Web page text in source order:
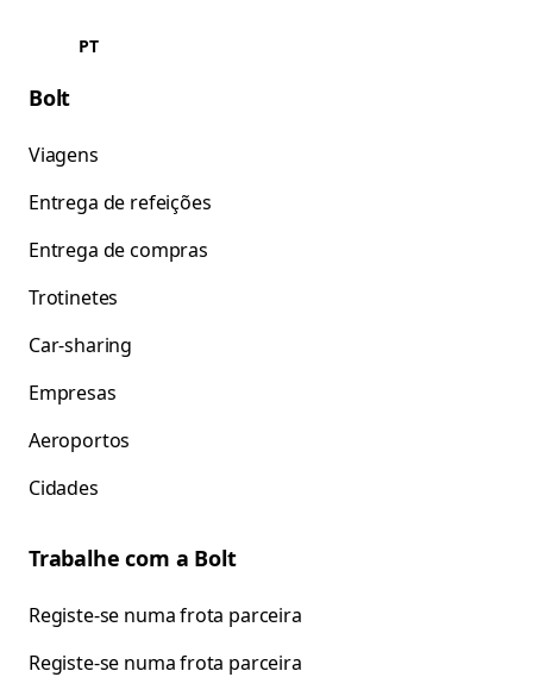
PT
Bolt
Viagens
Entrega de refeições
Entrega de compras
Trotinetes
Car-sharing
Empresas
Aeroportos
Cidades
Trabalhe com a Bolt
Registe-se numa frota parceira
Registe-se numa frota parceira